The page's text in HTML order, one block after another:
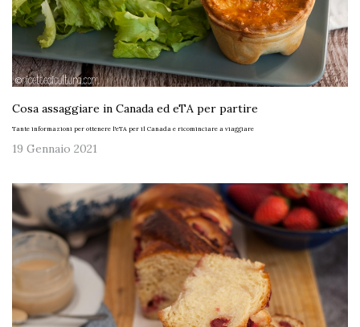
Cosa assaggiare in Canada ed eTA per partire
Tante informazioni per ottenere l'eTA per il Canada e ricominciare a viaggiare
19 Gennaio 2021